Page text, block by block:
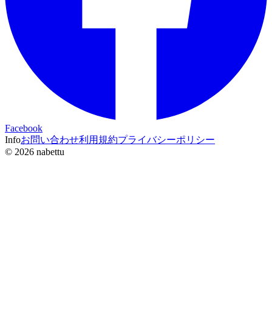
Facebook
Infoお問い合わせ利用規約プライバシーポリシー
© 2026 nabettu